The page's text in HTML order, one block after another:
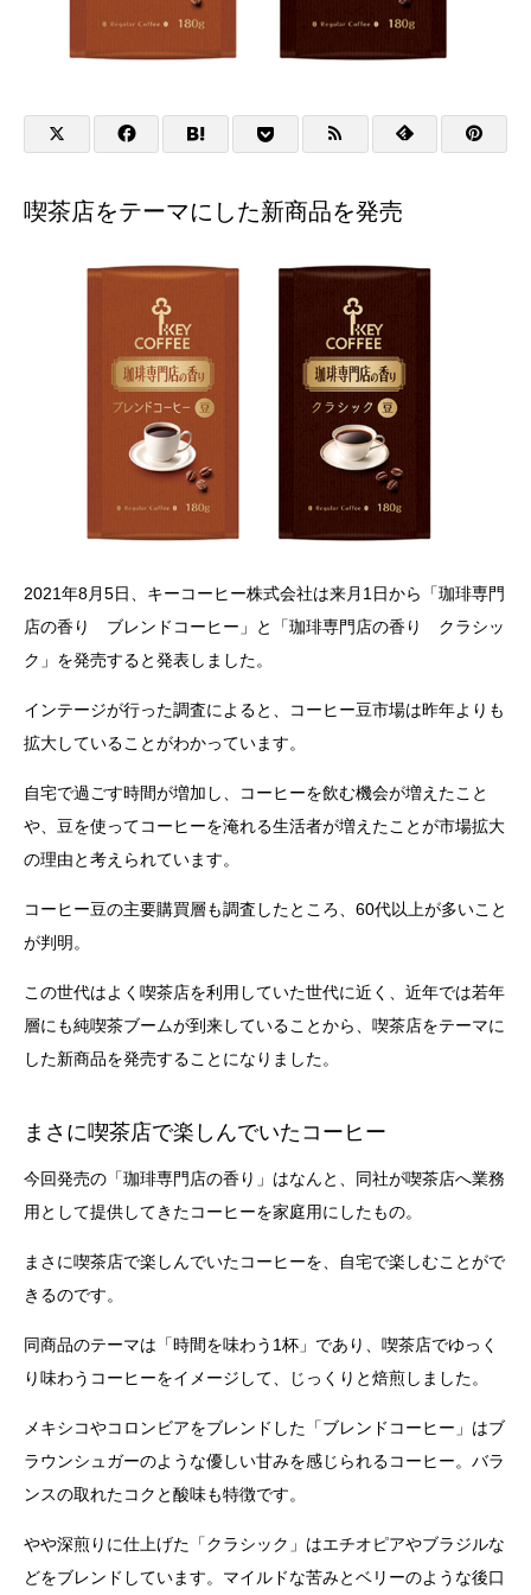
喫茶店をテーマにした新商品を発売
2021年8月5日、キーコーヒー株式会社は来月1日から「珈琲専門
店の香り ブレンドコーヒー」と「珈琲専門店の香り クラシッ
ク」を発売すると発表しました。
インテージが行った調査によると、コーヒー豆市場は昨年よりも
拡大していることがわかっています。
自宅で過ごす時間が増加し、コーヒーを飲む機会が増えたこと
や、豆を使ってコーヒーを淹れる生活者が増えたことが市場拡大
の理由と考えられています。
コーヒー豆の主要購買層も調査したところ、60代以上が多いこと
が判明。
この世代はよく喫茶店を利用していた世代に近く、近年では若年
層にも純喫茶ブームが到来していることから、喫茶店をテーマに
した新商品を発売することになりました。
まさに喫茶店で楽しんでいたコーヒー
今回発売の「珈琲専門店の香り」はなんと、同社が喫茶店へ業務
用として提供してきたコーヒーを家庭用にしたもの。
まさに喫茶店で楽しんでいたコーヒーを、自宅で楽しむことがで
きるのです。
同商品のテーマは「時間を味わう1杯」であり、喫茶店でゆっく
り味わうコーヒーをイメージして、じっくりと焙煎しました。
メキシコやコロンビアをブレンドした「ブレンドコーヒー」はブ
ラウンシュガーのような優しい甘みを感じられるコーヒー。バラ
ンスの取れたコクと酸味も特徴です。
やや深煎りに仕上げた「クラシック」はエチオピアやブラジルな
どをブレンドしています。マイルドな苦みとベリーのような後口